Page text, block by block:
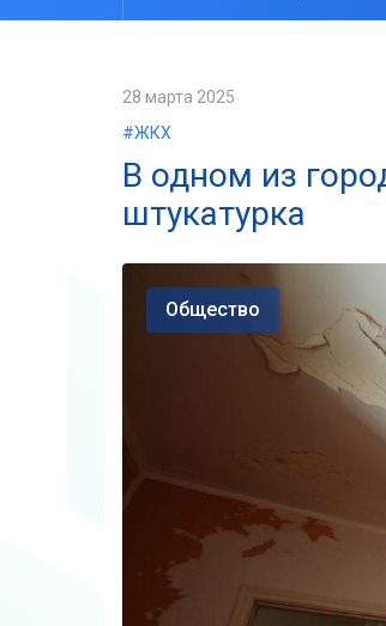
28 марта 2025
#ЖКХ
В одном из
штукатурка
Общество